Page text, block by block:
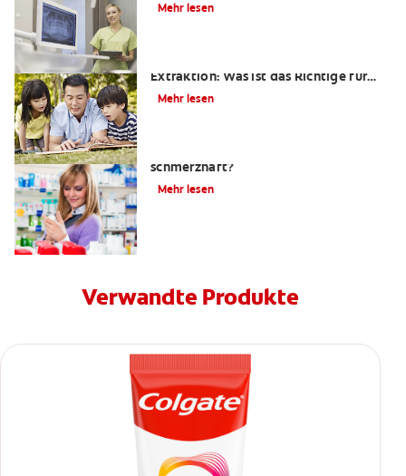
Mehr lesen
Extraktion: Was ist das Richtige für
mich?
Mehr lesen
schmerzhaft?
Mehr lesen
Verwandte Produkte